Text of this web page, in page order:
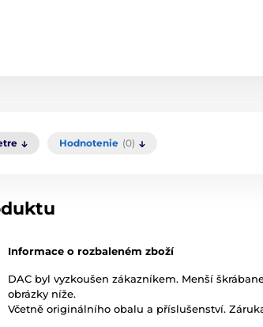
Hodnotenie (0)
Informace o rozbaleném zboží
DAC byl vyzkoušen zákazníkem. Menší
obrázky níže.
Včetně originálního obalu a příslušenství.